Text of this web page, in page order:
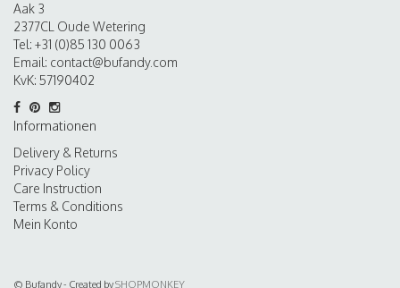
Aak 3
2377CL Oude Wetering
Tel: +31 (0)85 130 0063
Email: contact@bufandy.com
KvK: 57190402
Informationen
Delivery & Returns
Privacy Policy
Care Instruction
Terms & Conditions
Mein Konto
© Bufandy - Created bySHOPMONKEY